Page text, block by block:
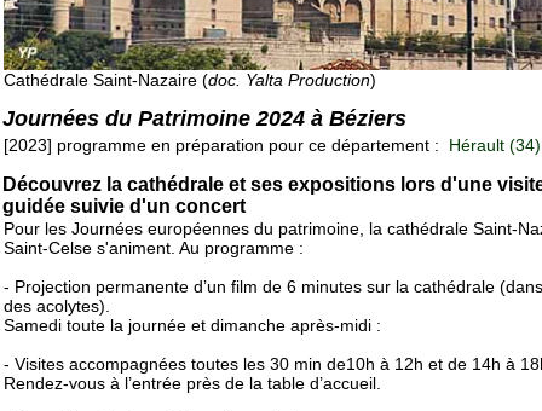
Cathédrale Saint-Nazaire (doc. Yalta Production)
Journées du Patrimoine 2024 à Béziers
[2023] programme en préparation pour ce département : Hérault (34)
Découvrez la cathédrale et ses expositions lors d'une
guidée suivie d'un concert
Pour les Journées européennes du patrimoine, la cathédrale Saint-
Saint-Celse s'animent. Au programme :
- Projection permanente d’un film de 6 minutes sur la cathédrale
des acolytes).
Samedi toute la journée et dimanche après-midi :
- Visites accompagnées toutes les 30 min de10h à 12h et de 14h à
Rendez-vous à l’entrée près de la table d’accueil.